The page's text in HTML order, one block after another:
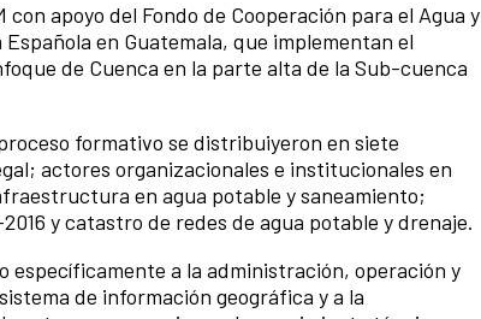
apoyo del Fondo de Cooperación para el Agua y
en Guatemala, que implementan el
de Cuenca en la parte alta de la Sub-cuenca
formativo se distribuiyeron en siete
actores organizacionales e institucionales en
en agua potable y saneamiento;
y catastro de redes de agua potable y drenaje.
específicamente a la administración, operación y
de información geográfica y a la